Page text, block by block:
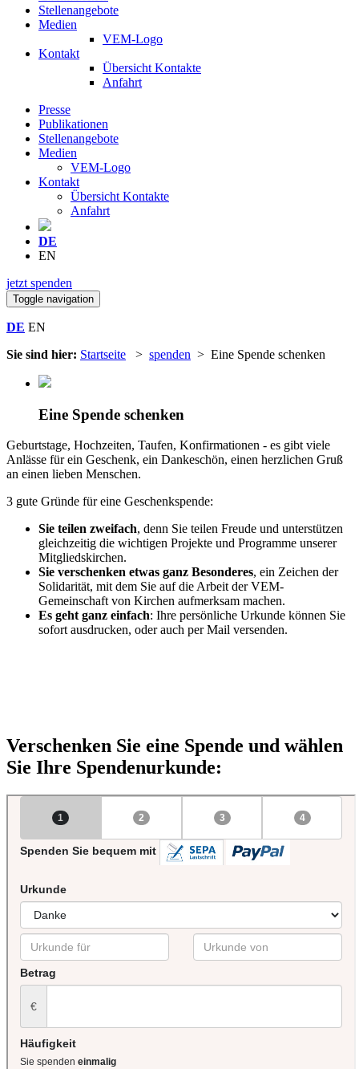
Stellenangebote
Medien
VEM-Logo
Kontakt
Übersicht Kontakte
Anfahrt
Presse
Publikationen
Stellenangebote
Medien
VEM-Logo
Kontakt
Übersicht Kontakte
Anfahrt
DE
EN
jetzt spenden
Toggle navigation
DE EN
Sie sind hier: Startseite > spenden > Eine Spende schenken
Eine Spende schenken
Geburtstage, Hochzeiten, Taufen, Konfirmationen - es gibt viele
Anlässe für ein Geschenk, ein Dankeschön, einen herzlichen Gruß
an einen lieben Menschen.
3 gute Gründe für eine Geschenkspende:
Sie teilen zweifach, denn Sie teilen Freude und unterstützen
gleichzeitig die wichtigen Projekte und Programme unserer
Mitgliedskirchen.
Sie verschenken etwas ganz Besonderes, ein Zeichen der
Solidarität, mit dem Sie auf die Arbeit der VEM-
Gemeinschaft von Kirchen aufmerksam machen.
Es geht ganz einfach: Ihre persönliche Urkunde können Sie
sofort ausdrucken, oder auch per Mail versenden.
Verschenken Sie eine Spende und wählen
Sie Ihre Spendenurkunde: